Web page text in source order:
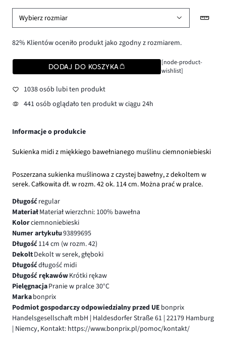
Wybierz rozmiar
82% Klientów oceniło produkt jako zgodny z rozmiarem.
DODAJ DO KOSZYKA
[node-product-
wishlist]
1038 osób lubi ten produkt
441 osób oglądało ten produkt w ciągu 24h
Informacje o produkcie
Sukienka midi z miękkiego bawełnianego muślinu ciemnoniebieski
Poszerzana sukienka muślinowa z czystej bawełny, z dekoltem w
serek. Całkowita dł. w rozm. 42 ok. 114 cm. Można prać w pralce.
Długośćregular
MateriałMateriał wierzchni: 100% bawełna
Kolorciemnoniebieski
Numer artykułu93899695
Długość114 cm (w rozm. 42)
DekoltDekolt w serek, głęboki
Długośćdługość midi
Długość rękawówKrótki rękaw
PielęgnacjaPranie w pralce 30°C
Markabonprix
Podmiot gospodarczy odpowiedzialny przed UE bonprix
Handelsgesellschaft mbH | Haldesdorfer Straße 61 | 22179 Hamburg
| Niemcy, Kontakt: https://www.bonprix.pl/pomoc/kontakt/